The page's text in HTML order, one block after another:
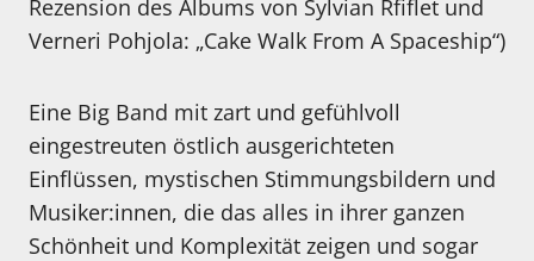
Rezension des Albums von Sylvian Rfiflet und
Verneri Pohjola: „Cake Walk From A Spaceship“)
Eine Big Band mit zart und gefühlvoll
eingestreuten östlich ausgerichteten
Einflüssen, mystischen Stimmungsbildern und
Musiker:innen, die das alles in ihrer ganzen
Schönheit und Komplexität zeigen und sogar